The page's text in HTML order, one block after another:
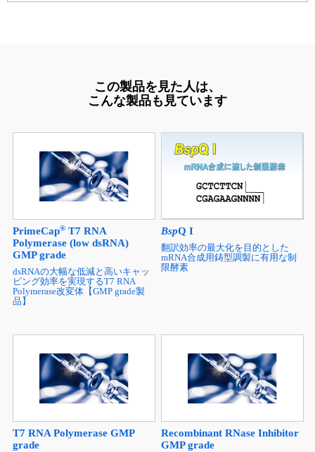
この製品を見た人は、
こんな製品も見ています
PrimeCap®T7 RNA
Polymerase (low dsRNA)
GMP grade
dsRNAの大幅な低減と高いキャッ
ピング効率を実現するT7 RNA
Polymerase改変体【GMP grade製
品】
BspQ I
翻訳効率の最大化を目的とした
mRNA合成用鋳型調製に有用な制
限酵素
T7 RNA Polymerase GMP
grade
Recombinant RNase Inhibitor
GMP grade